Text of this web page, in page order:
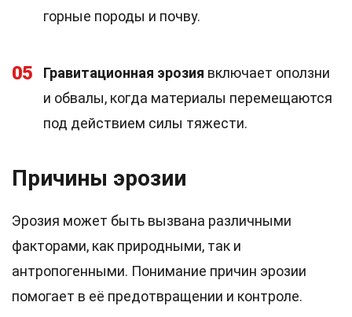
горные породы и почву.
05 Гравитационная эрозия включает оползни
и обвалы, когда материалы перемещаются
под действием силы тяжести.
Причины эрозии
Эрозия может быть вызвана различными
факторами, как природными, так и
антропогенными. Понимание причин эрозии
помогает в её предотвращении и контроле.